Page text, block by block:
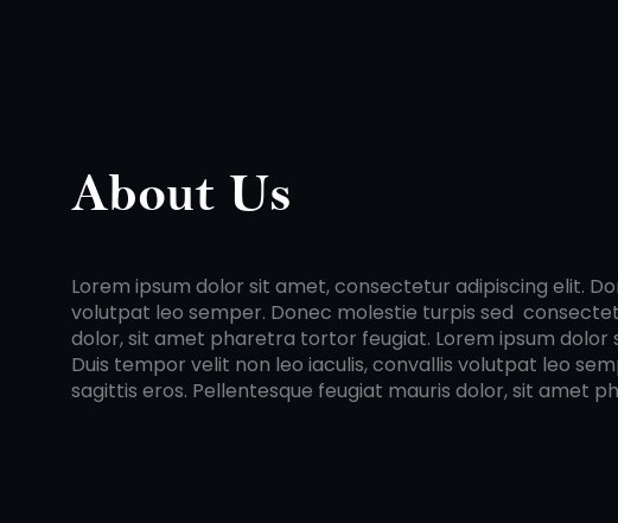
About Us
Lorem ipsum dolor sit amet, consectetur adipiscing elit.
volutpat leo semper. Donec molestie turpis sed
dolor, sit amet pharetra tortor feugiat. Lorem ipsum dolor
Duis tempor velit non leo iaculis, convallis volutpat leo
sagittis eros. Pellentesque feugiat mauris dolor, sit amet